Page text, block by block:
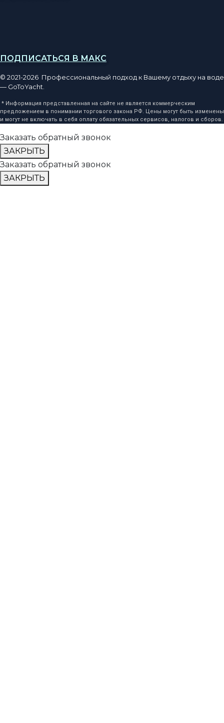
ПОДПИСАТЬСЯ В МАКС
© 2021-2026 Профессиональный подход к Вашему отдыху на воде
— GoToYacht.
* Информация представленная на сайте не является коммерческим
предложением в понимании торгового закона РФ. Цены могут быть изменены
и могут не включать в себя оплату обязательных сервисов, налогов и сборов.
Заказать обратный звонок
ЗАКРЫТЬ
Заказать обратный звонок
ЗАКРЫТЬ